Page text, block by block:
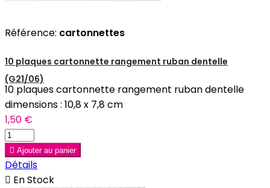
Référence: cartonnettes
10 plaques cartonnette rangement ruban dentelle
(G21/06)
10 plaques cartonnette rangement ruban dentelle
dimensions : 10,8 x 7,8 cm
1,50 €
 Ajouter au panier
Détails
 En Stock